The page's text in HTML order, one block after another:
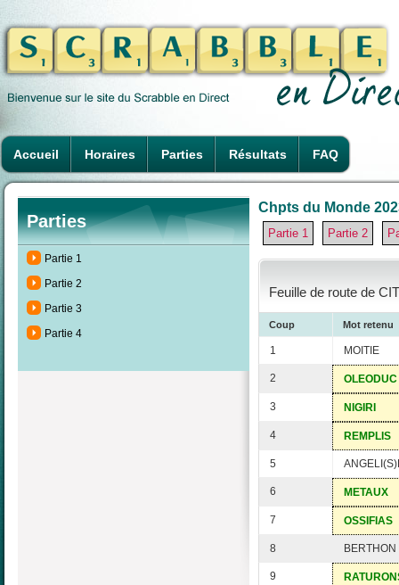
Accueil Horaires Parties Résultats FAQ
Parties
Partie 1
Partie 2
Partie 3
Partie 4
Chpts du Monde
Partie 1 Partie 2
Feuille de route de
Coup Mot retenu
1 MOITIE
2 OLEODUC
3 NIGIRI
4 REMPLIS
5
6 METAUX
7 OSSIFIAS
8 BERTHON
9